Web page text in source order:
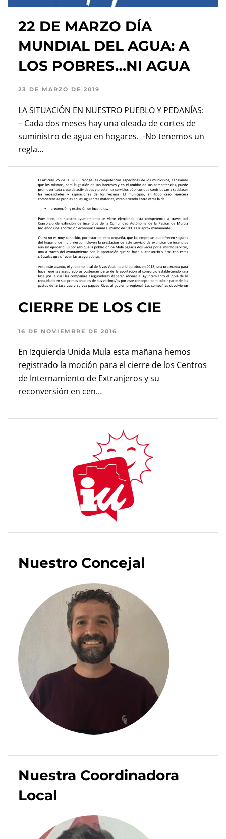
22 DE MARZO DÍA
MUNDIAL DEL AGUA: A
LOS POBRES…NI AGUA​
23 DE MARZO DE 2019
LA SITUACIÓN EN NUESTRO PUEBLO Y PEDANÍAS:
– Cada dos meses hay una oleada de cortes de
suministro de agua en hogares. -No tenemos un
regla…
CIERRE DE LOS CIE
16 DE NOVIEMBRE DE 2016
En Izquierda Unida Mula esta mañana hemos
registrado la moción para el cierre de los Centros
de Internamiento de Extranjeros y su
reconversión en cen…
Nuestro Concejal
Nuestra Coordinadora
Local